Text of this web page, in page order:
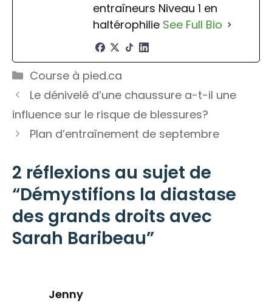
entraîneurs Niveau 1 en
haltérophilie See Full Bio
Catégories
Course à pied.ca
Le dénivelé d’une chaussure a-t-il une
influence sur le risque de blessures?
Plan d’entraînement de septembre
2 réflexions au sujet de
“Démystifions la diastase
des grands droits avec
Sarah Baribeau”
Jenny